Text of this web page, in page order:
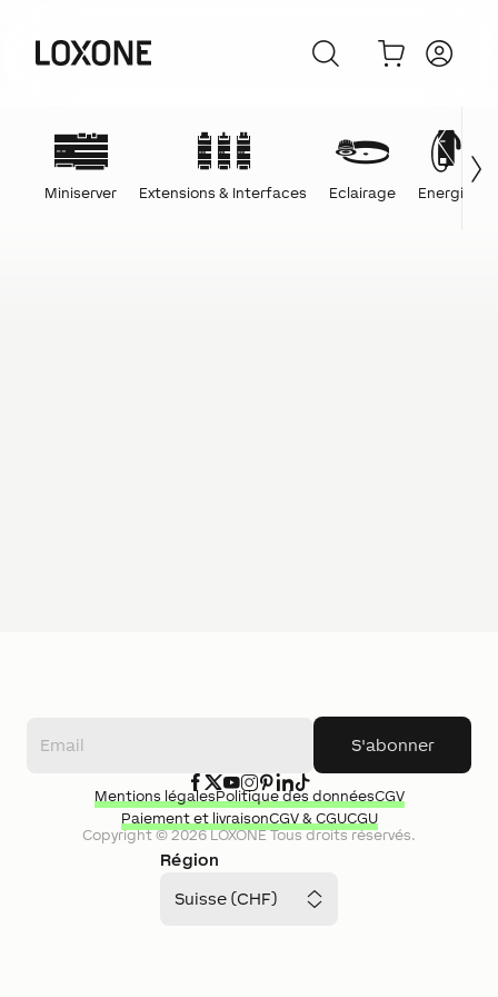
Miniserver Extensions & Interfaces Eclairage Energie
S'abonner
Région
Suisse (CHF)
Copyright ©2026LOXONETous droits réservés.
Mentions légalesPolitique des donnéesCGV
Paiement et livraisonCGV & CGUCGU